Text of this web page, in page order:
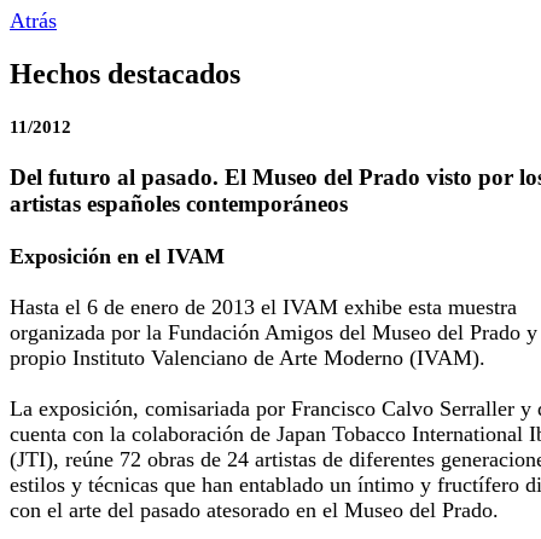
Atrás
Hechos destacados
11/2012
Del futuro al pasado. El Museo del Prado visto por
artistas españoles contemporáneos
Exposición en el IVAM
Hasta el 6 de enero de 2013 el IVAM exhibe esta muestra
organizada por la Fundación Amigos del Museo del Prado
propio Instituto Valenciano de Arte Moderno (IVAM).
La exposición, comisariada por Francisco Calvo Serraller y
cuenta con la colaboración de Japan Tobacco International
(JTI), reúne 72 obras de 24 artistas de diferentes
estilos y técnicas que han entablado un íntimo y fructífero
con el arte del pasado atesorado en el Museo del Prado.